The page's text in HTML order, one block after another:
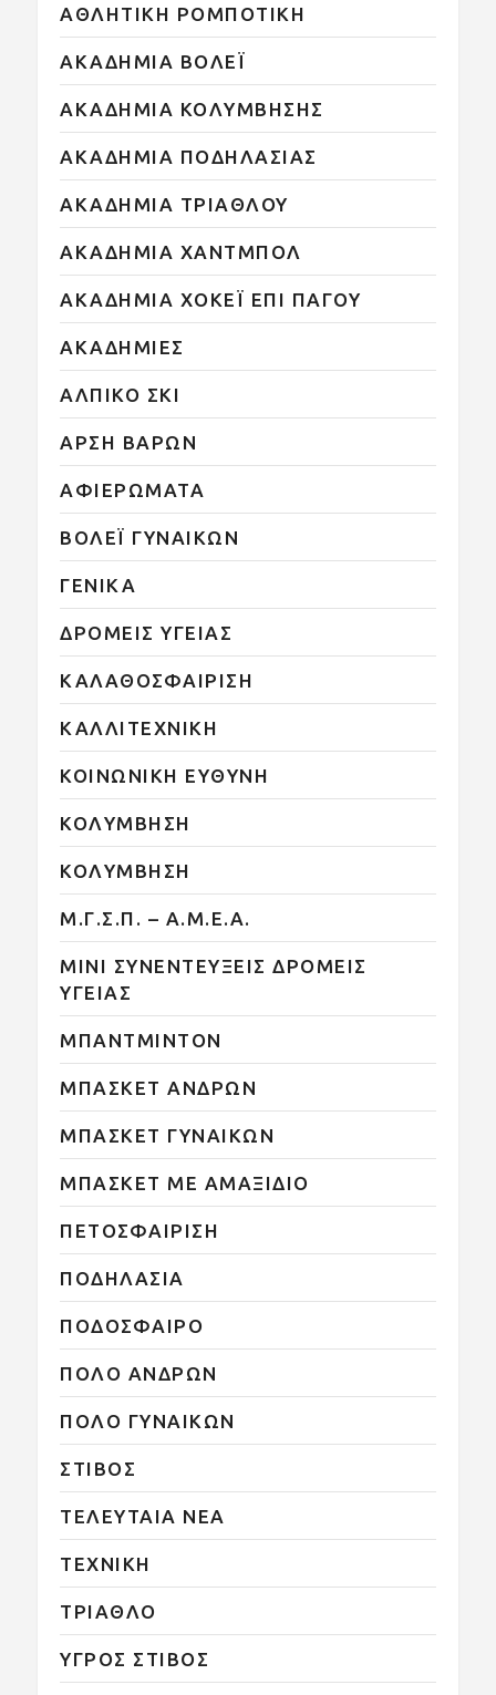
ΑΘΛΗΤΙΚΗ ΡΟΜΠΟΤΙΚΗ
ΑΚΑΔΗΜΙΑ ΒΟΛΕΪ
ΑΚΑΔΗΜΙΑ ΚΟΛΥΜΒΗΣΗΣ
ΑΚΑΔΗΜΙΑ ΠΟΔΗΛΑΣΙΑΣ
ΑΚΑΔΗΜΙΑ ΤΡΙΑΘΛΟΥ
ΑΚΑΔΗΜΙΑ ΧΑΝΤΜΠΟΛ
ΑΚΑΔΗΜΙΑ ΧΟΚΕΪ ΕΠΙ ΠΑΓΟΥ
ΑΚΑΔΗΜΙΕΣ
ΑΛΠΙΚΟ ΣΚΙ
ΑΡΣΗ ΒΑΡΩΝ
ΑΦΙΕΡΩΜΑΤΑ
ΒΟΛΕΪ ΓΥΝΑΙΚΩΝ
ΓΕΝΙΚΑ
ΔΡΟΜΕΙΣ ΥΓΕΙΑΣ
ΚΑΛΑΘΟΣΦΑΙΡΙΣΗ
ΚΑΛΛΙΤΕΧΝΙΚΗ
ΚΟΙΝΩΝΙΚΗ ΕΥΘΥΝΗ
ΚΟΛΥΜΒΗΣΗ
ΚΟΛΥΜΒΗΣΗ
Μ.Γ.Σ.Π. – Α.Μ.Ε.Α.
ΜΙΝΙ ΣΥΝΕΝΤΕΥΞΕΙΣ ΔΡΟΜΕΙΣ
ΥΓΕΙΑΣ
ΜΠΑΝΤΜΙΝΤΟΝ
ΜΠΑΣΚΕΤ ΑΝΔΡΩΝ
ΜΠΑΣΚΕΤ ΓΥΝΑΙΚΩΝ
ΜΠΑΣΚΕΤ ΜΕ ΑΜΑΞΙΔΙΟ
ΠΕΤΟΣΦΑΙΡΙΣΗ
ΠΟΔΗΛΑΣΙΑ
ΠΟΔΟΣΦΑΙΡΟ
ΠΟΛΟ ΑΝΔΡΩΝ
ΠΟΛΟ ΓΥΝΑΙΚΩΝ
ΣΤΙΒΟΣ
ΤΕΛΕΥΤΑΙΑ ΝΕΑ
ΤΕΧΝΙΚΗ
ΤΡΙΑΘΛΟ
ΥΓΡΟΣ ΣΤΙΒΟΣ